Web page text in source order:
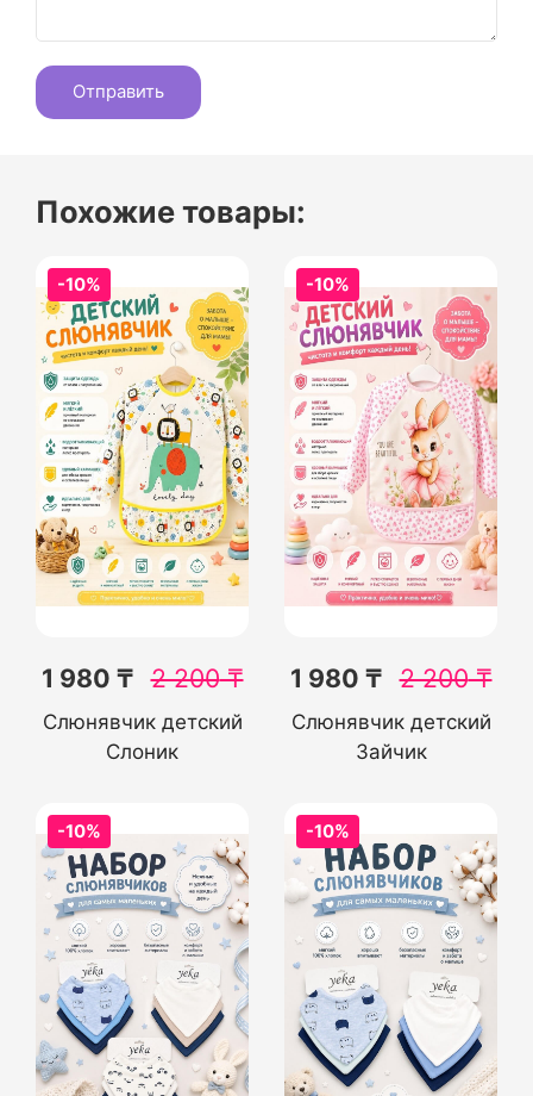
Похожие товары:
-10%
1 980 ₸ 2 200₸
Слюнявчик детский
Слоник
-10%
1 980 ₸ 2 200₸
Слюнявчик детский
Зайчик
-10% -10%